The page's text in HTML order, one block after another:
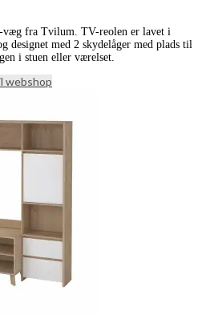
væg fra Tvilum. TV-reolen er lavet i
designet med 2 skydelåger med plads til
i stuen eller værelset.
webshop